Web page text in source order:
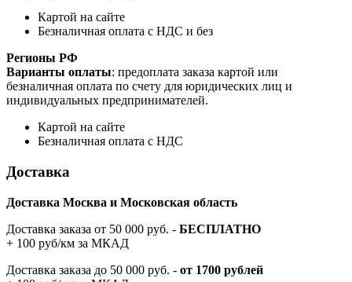
Картой на сайте
Безналичная оплата с НДС и без
Регионы РФ
Варианты оплаты: предоплата заказа картой или
безналичная оплата по счету для юридических лиц и
индивидуальных предпринимателей.
Картой на сайте
Безналичная оплата с НДС
Доставка
Доставка Москва и Московская область
Доставка заказа от 50 000 руб. - БЕСПЛАТНО
+ 100 руб/км за МКАД
Доставка заказа до 50 000 руб. - от 1700 рублей